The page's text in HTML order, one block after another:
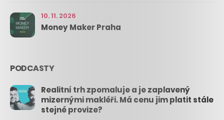
10. 11. 2026
Money Maker Praha
PODCASTY
Realitní trh zpomaluje a je zaplavený
mizernými makléři. Má cenu jim platit stále
stejné provize?